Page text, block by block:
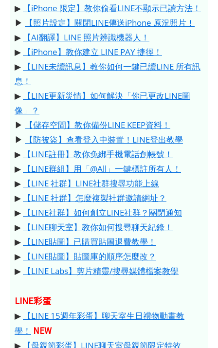
▶
【iPhone 限定】教你偷看LINE不顯示已讀方法！
▶
【照片設定】關閉LINE傳送iPhone 原況照片！
▶
【AI翻譯】LINE 照片辨識機器人！
▶
【iPhone】教你建立 LINE PAY 捷徑！
▶
【LINE未讀訊息】教你如何一鍵已讀LINE 所有訊
息！
▶
【LINE更新災情】如何解決「你已更改LINE圖
像」？
▶
【儲存空間】教你備份LINE KEEP資料！
▶
【防被盜】查看登入中裝置！LINE登出教學
▶
【LINE註冊】教你免綁手機電話創帳號！
▶
【LINE群組】用「@All」一鍵標註所有人！
▶
【LINE 社群】LINE社群搜尋功能上線
▶
【LINE 社群】怎麼複製社群邀請網址？
▶
【LINE社群】如何創立LINE社群？關閉通知
▶
【LINE聊天室】教你如何搜尋聊天紀錄！
▶
【LINE貼圖】已購買貼圖退費教學！
▶
【LINE貼圖】貼圖庫的順序怎麼改？
▶
【LINE Labs】剪片精靈/搜尋媒體檔案教學
LINE彩蛋
▶
【LINE 15週年彩蛋】聊天室生日禮物動畫教
學！ NEW
▶
【母親節彩蛋】LINE聊天室母親節限定特效